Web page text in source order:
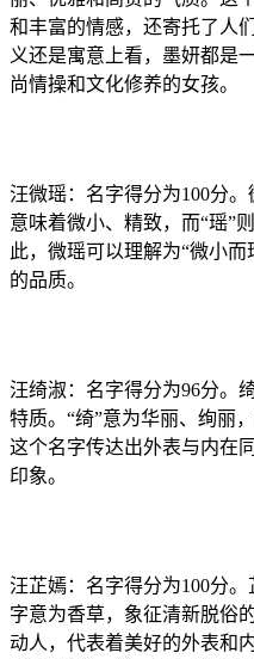
和丰富的情感，还寄托了人
义还是寓意上看，墨妍都是
尚情操和文化修养的女孩。
汪微瑶：名字得分为100分
意味着微小、精致，而“瑶”
此，微瑶可以理解为“微小
的品质。
汪绮淑：名字得分为96分。
特质。“绮”意为华丽、绚丽
这个名字传达出外表与内在
印象。
汪芷嫣：名字得分为100分
字意为香草，象征清新脱俗
动人，代表着美好的外表和